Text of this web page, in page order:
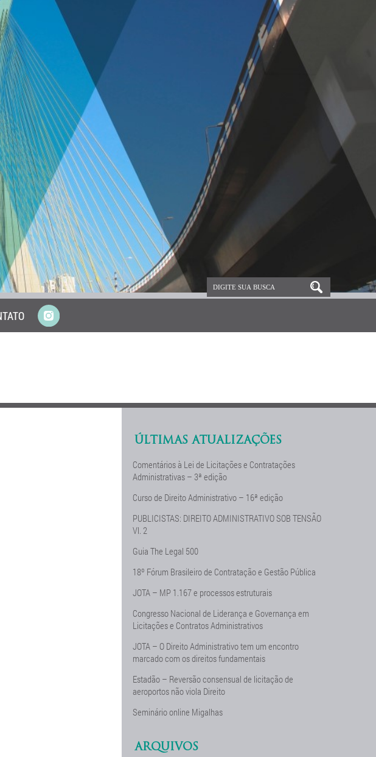
ÚLTIMAS ATUALIZAÇÕES
Comentários à Lei de Licitações e Contratações
Administrativas – 3ª edição
Curso de Direito Administrativo – 16ª edição
PUBLICISTAS: DIREITO ADMINISTRATIVO SOB TENSÃO
Vl. 2
Guia The Legal 500
18º Fórum Brasileiro de Contratação e Gestão Pública
JOTA – MP 1.167 e processos estruturais
Congresso Nacional de Liderança e Governança em
Licitações e Contratos Administrativos
JOTA – O Direito Administrativo tem um encontro
marcado com os direitos fundamentais
Estadão – Reversão consensual de licitação de
aeroportos não viola Direito
Seminário online Migalhas
ARQUIVOS